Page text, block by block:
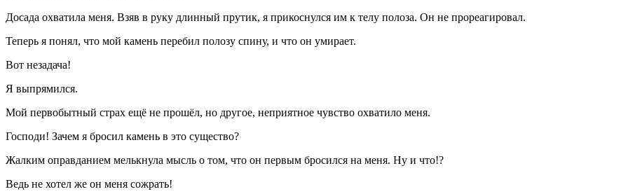
Досада охватила меня. Взяв в руку длинный прутик, я прикоснулся им к телу полоза. Он не прореагировал.
Теперь я понял, что мой камень перебил полозу спину, и что он умирает.
Вот незадача!
Я выпрямился.
Мой первобытный страх ещё не прошёл, но другое, неприятное чувство охватило меня.
Господи! Зачем я бросил камень в это существо?
Жалким оправданием мелькнула мысль о том, что он первым бросился на меня. Ну и что!?
Ведь не хотел же он меня сожрать!